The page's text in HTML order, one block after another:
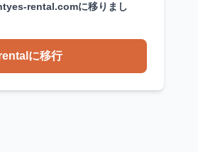
rental.comに移りまし
に移行